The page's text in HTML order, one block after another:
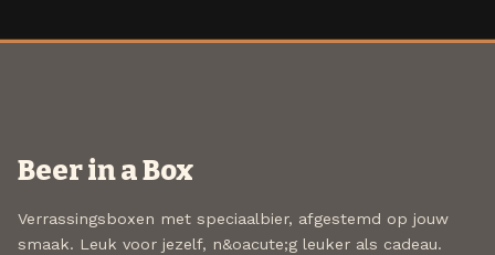
Beer in a Box
Verrassingsboxen met speciaalbier, afgestemd op jouw
smaak. Leuk voor jezelf, n&oacute;g leuker als cadeau.